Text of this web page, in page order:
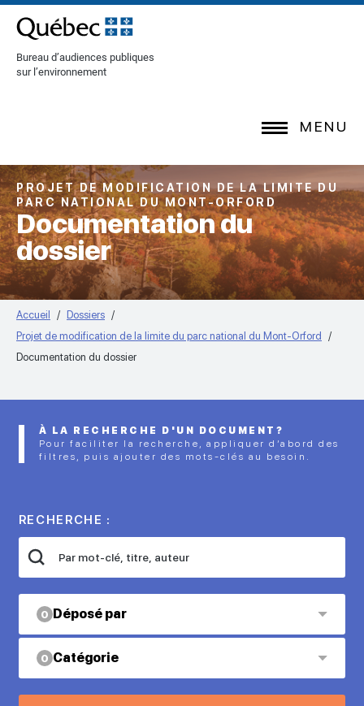
[Common.SkipToContent]
Bureau d’audiences publiques
sur l’environnement
MENU
PROJET DE MODIFICATION DE LA LIMITE DU
PARC NATIONAL DU MONT-ORFORD
Documentation du
dossier
Accueil
Dossiers
Projet de modification de la limite du parc national du Mont-Orford
Documentation du dossier
À LA RECHERCHE D'UN DOCUMENT?
Pour faciliter la recherche, appliquer d’abord des
filtres, puis ajouter des mots-clés au besoin.
RECHERCHE :
0 Déposé par
0 Catégorie